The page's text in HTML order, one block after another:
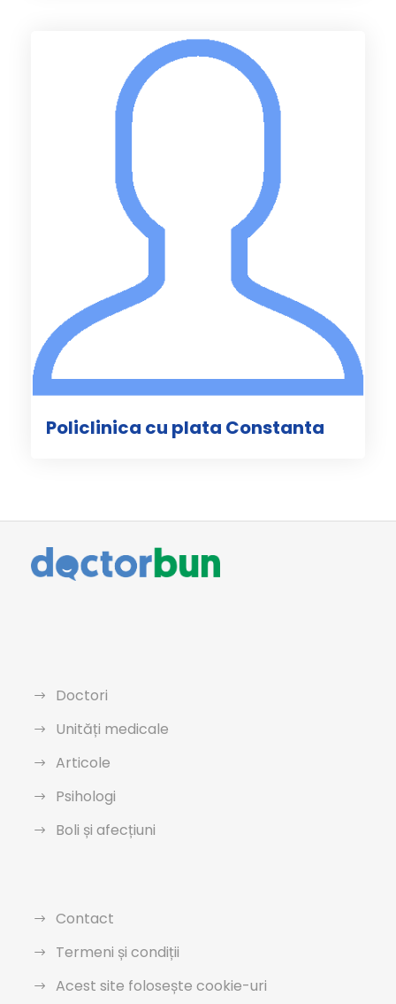
Policlinica cu plata Constanta
Doctori
Unități medicale
Articole
Psihologi
Boli și afecțiuni
Contact
Termeni și condiții
Acest site folosește cookie-uri